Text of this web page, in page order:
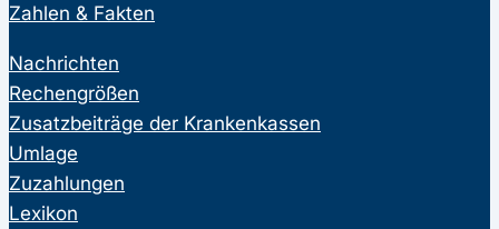
Zahlen & Fakten
Nachrichten
Rechengrößen
Zusatzbeiträge der Krankenkassen
Umlage
Zuzahlungen
Lexikon